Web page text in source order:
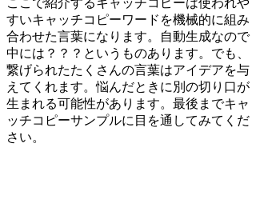
ここで紹介するキャッチコピーは使われや
すいキャッチコピーワードを機械的に組み
合わせた言葉になります。自動生成なので
中には？？？というものあります。でも、
繋げられたたくさんの言葉はアイデアを与
えてくれます。悩んだときに別の切り口が
生まれる可能性があります。最後までキャ
ッチコピーサンプルに目を通してみてくだ
さい。